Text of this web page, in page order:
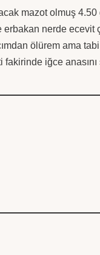
mazot olmuş
nerde ecevit
ölürem ama
fakirinde iğce